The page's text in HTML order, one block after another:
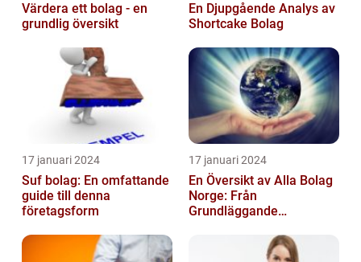
Värdera ett bolag - en
grundlig översikt
En Djupgående Analys av
Shortcake Bolag
17 januari 2024
Suf bolag: En omfattande
guide till denna
företagsform
17 januari 2024
En Översikt av Alla Bolag
Norge: Från
Grundläggande
Kvantitativa Mätningar